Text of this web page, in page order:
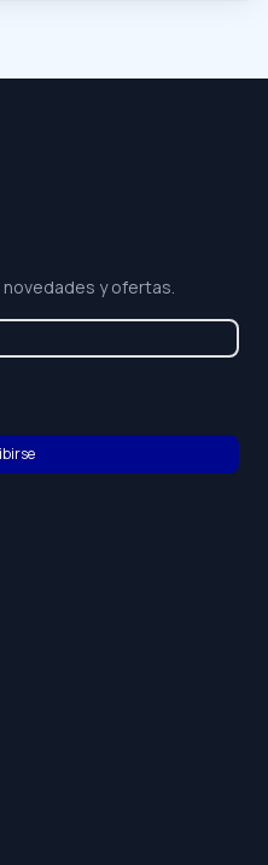
y ofertas.